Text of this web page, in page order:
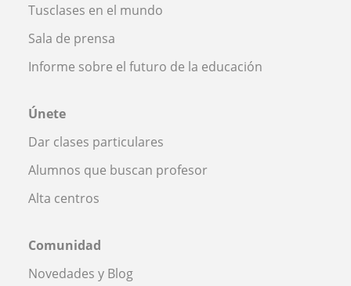
Tusclases en el mundo
Sala de prensa
Informe sobre el futuro de la educación
Únete
Dar clases particulares
Alumnos que buscan profesor
Alta centros
Comunidad
Novedades y Blog